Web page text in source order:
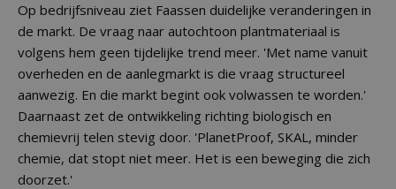
Op bedrijfsniveau ziet Faassen duidelijke veranderingen in
de markt. De vraag naar autochtoon plantmateriaal is
volgens hem geen tijdelijke trend meer. 'Met name vanuit
overheden en de aanlegmarkt is die vraag structureel
aanwezig. En die markt begint ook volwassen te worden.'
Daarnaast zet de ontwikkeling richting biologisch en
chemievrij telen stevig door. 'PlanetProof, SKAL, minder
chemie, dat stopt niet meer. Het is een beweging die zich
doorzet.'